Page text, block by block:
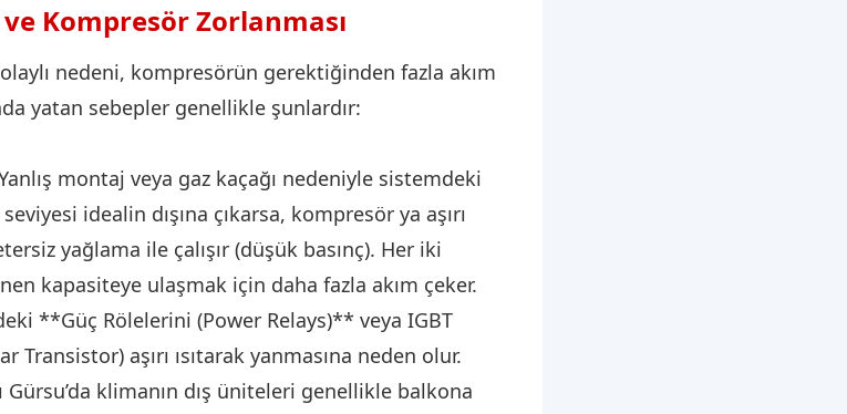
Kompresör Zorlanması
nedeni, kompresörün gerektiğinden fazla akım
yatan sebepler genellikle şunlardır:
montaj veya gaz kaçağı nedeniyle sistemdeki
idealin dışına çıkarsa, kompresör ya aşırı
yağlama ile çalışır (düşük basınç). Her iki
kapasiteye ulaşmak için daha fazla akım çeker.
**Güç Rölelerini (Power Relays)** veya IGBT
aşırı ısıtarak yanmasına neden olur.
klimanın dış üniteleri genellikle balkona